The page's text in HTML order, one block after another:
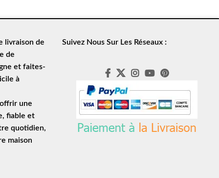
livraison de
de
et faites-
à
une
, fiable et
quotidien,
maison
Suivez Nous Sur Les Réseaux :